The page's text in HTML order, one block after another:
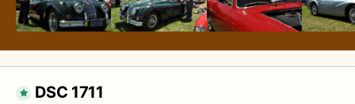
DSC 1711